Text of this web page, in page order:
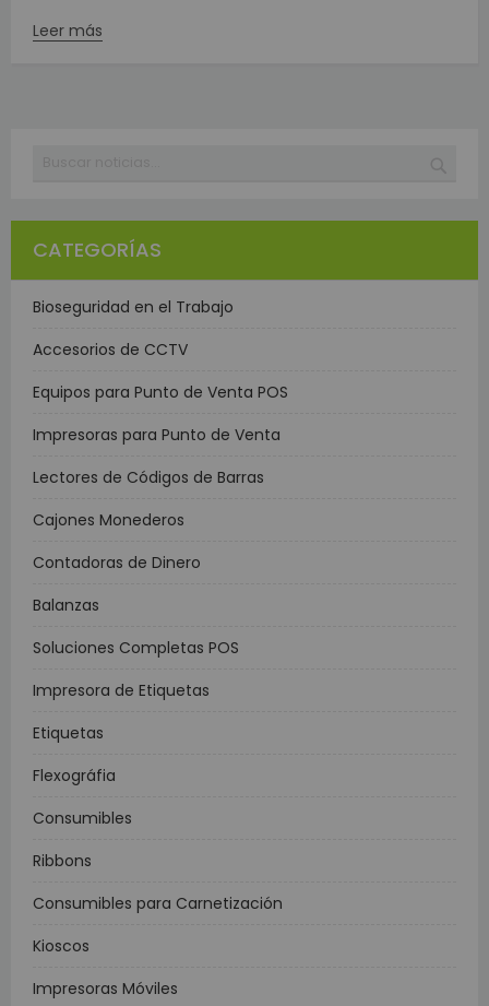
Leer más
CATEGORÍAS
Bioseguridad en el Trabajo
Accesorios de CCTV
Equipos para Punto de Venta POS
Impresoras para Punto de Venta
Lectores de Códigos de Barras
Cajones Monederos
Contadoras de Dinero
Balanzas
Soluciones Completas POS
Impresora de Etiquetas
Etiquetas
Flexográfia
Consumibles
Ribbons
Consumibles para Carnetización
Kioscos
Impresoras Móviles